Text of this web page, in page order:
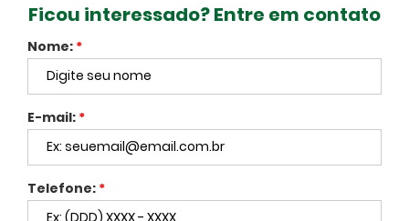
Ficou interessado? Entre em contato
Nome: *
E-mail: *
Telefone: *